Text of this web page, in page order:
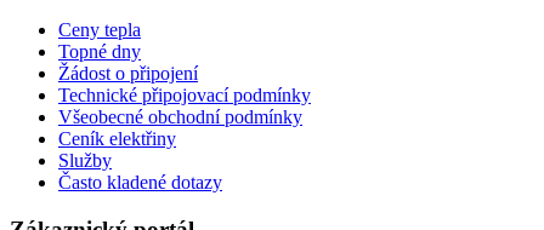
Ceny tepla
Topné dny
Žádost o připojení
Technické připojovací podmínky
Všeobecné obchodní podmínky
Ceník elektřiny
Služby
Často kladené dotazy